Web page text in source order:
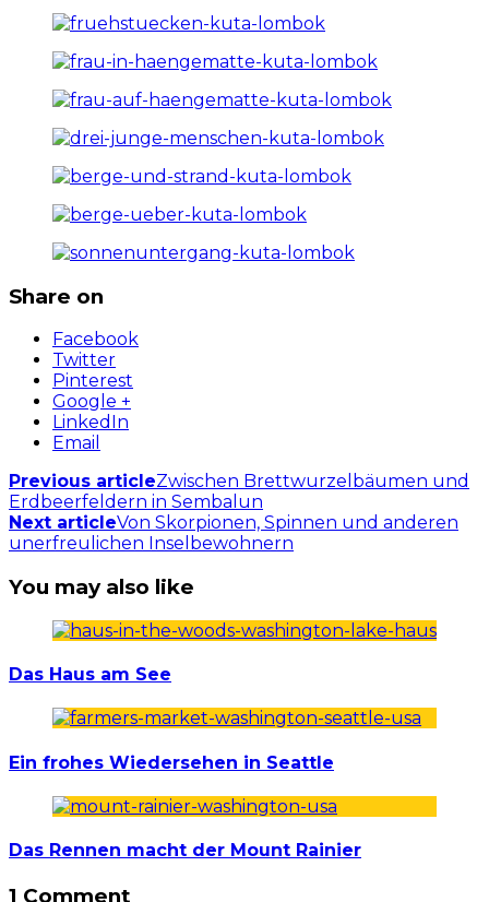
Share on
Facebook
Twitter
Pinterest
Google +
LinkedIn
Email
Previous articleZwischen Brettwurzelbäumen und
Erdbeerfeldern in Sembalun
Next articleVon Skorpionen, Spinnen und anderen
unerfreulichen Inselbewohnern
You may also like
Das Haus am See
Ein frohes Wiedersehen in Seattle
Das Rennen macht der Mount Rainier
1 Comment